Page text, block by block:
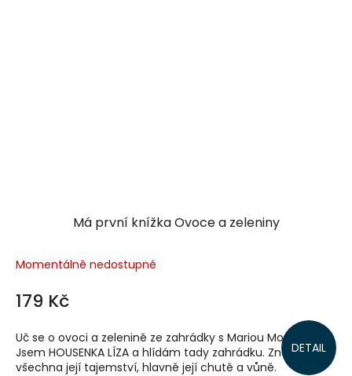
Má první knížka Ovoce a zeleniny
Momentálně nedostupné
179 Kč
DETAIL
Uč se o ovoci a zelenině ze zahrádky s Mariou Montessori.
Jsem HOUSENKA LÍZA a hlídám tady zahrádku. Znám
všechna její tajemství, hlavně její chutě a vůně.